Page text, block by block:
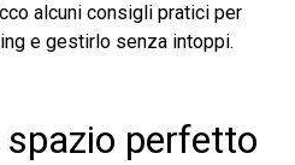
alcuni consigli pratici per
e gestirlo senza intoppi.
spazio perfetto